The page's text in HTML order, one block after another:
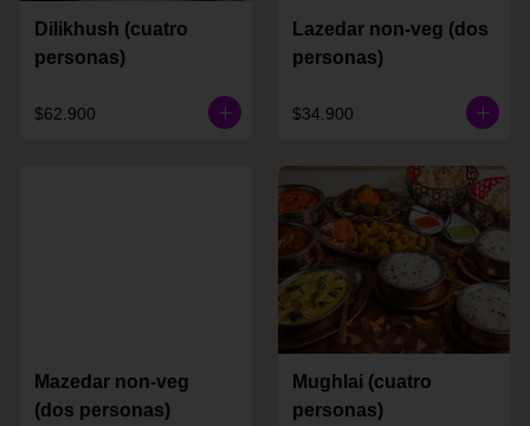
Dilikhush (cuatro
personas)
$62.900
Lazedar non-veg (dos
personas)
$34.900
Mazedar non-veg
(dos personas)
Mughlai (cuatro
personas)